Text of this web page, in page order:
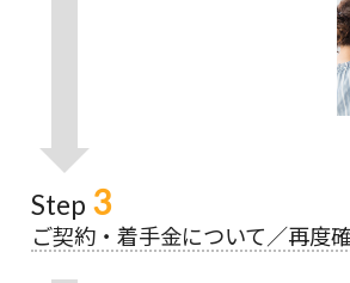
Step 3
ご契約・着手金について／再度